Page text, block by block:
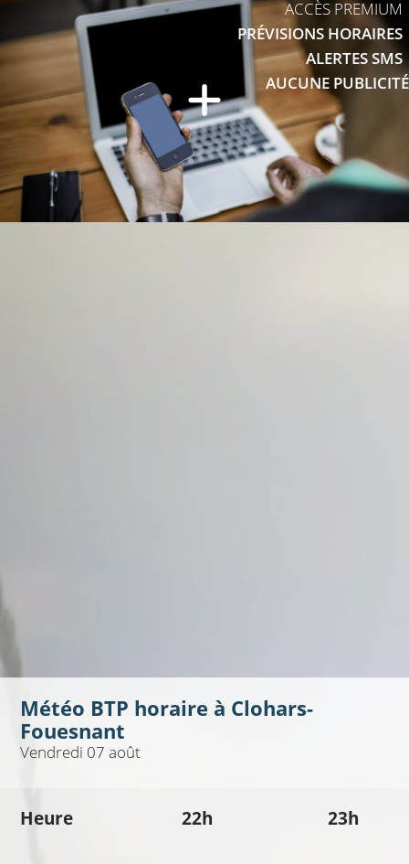
ACCÈS PREMIUM
PRÉVISIONS HORAIRES
ALERTES SMS
AUCUNE PUBLICITÉ
Météo BTP horaire à Clohars-
Fouesnant
Vendredi 07 août
Heure 22h 23h